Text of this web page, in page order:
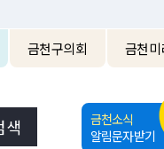
금천구의회 금천
금천소식
알림문자받기